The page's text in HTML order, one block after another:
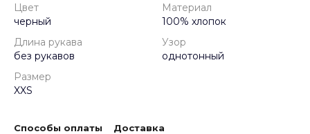
Цвет
черный
Материал
100% хлопок
Длина рукава
без рукавов
Узор
однотонный
Размер
XXS
Способы оплаты Доставка